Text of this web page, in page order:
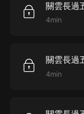
關雲長過
4min
關雲長過
4min